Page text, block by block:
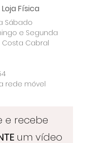
Física
Sábado
e Segunda
Costa Cabral
rede móvel
e recebe
um vídeo